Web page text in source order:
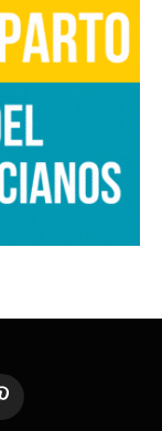
Pinterest